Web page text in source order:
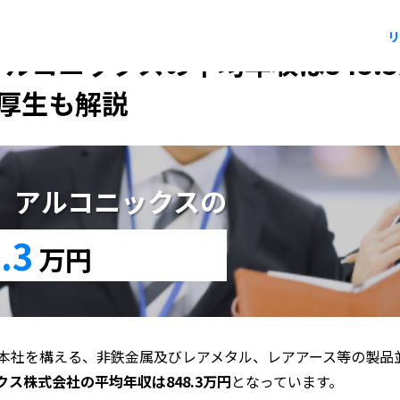
コニックスの平均年収は
生も解説
ルコニックスの
万円
社を構える、非鉄金属及びレアメタル、レアアース等の製
ス株式会社の平均年収は848.3万円となっています。